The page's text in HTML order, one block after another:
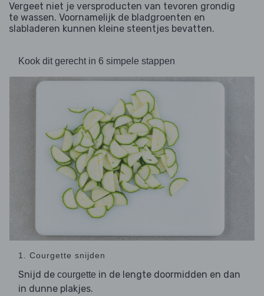
Vergeet niet je versproducten van tevoren grondig
te wassen. Voornamelijk de bladgroenten en
slabladeren kunnen kleine steentjes bevatten.
Kook dit gerecht in 6 simpele stappen
1. Courgette snijden
Snijd de courgette in de lengte doormidden en dan
in dunne plakjes.